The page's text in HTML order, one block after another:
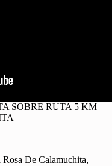
SOBRE RUTA 5 KM